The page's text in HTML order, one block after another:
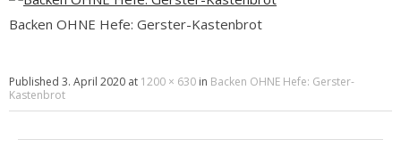
Backen OHNE Hefe: Gerster-Kastenbrot
Published 3. April 2020 at 1200 × 630 in Backen OHNE Hefe: Gerster-
Kastenbrot